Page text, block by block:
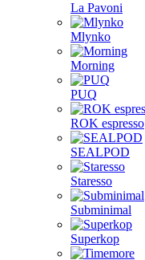
La Pavoni
Mlynko
Morning
PUQ
ROK espresso
SEALPOD
Staresso
Subminimal
Superkop